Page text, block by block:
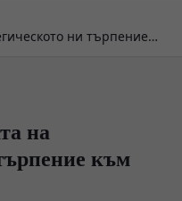
ни търпение
на
към